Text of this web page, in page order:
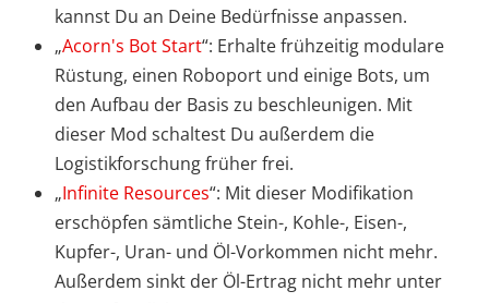
kannst Du an Deine Bedürfnisse anpassen.
„Acorn's Bot Start“: Erhalte frühzeitig modulare
Rüstung, einen Roboport und einige Bots, um
den Aufbau der Basis zu beschleunigen. Mit
dieser Mod schaltest Du außerdem die
Logistikforschung früher frei.
„Infinite Resources“: Mit dieser Modifikation
erschöpfen sämtliche Stein-, Kohle-, Eisen-,
Kupfer-, Uran- und Öl-Vorkommen nicht mehr.
Außerdem sinkt der Öl-Ertrag nicht mehr unter